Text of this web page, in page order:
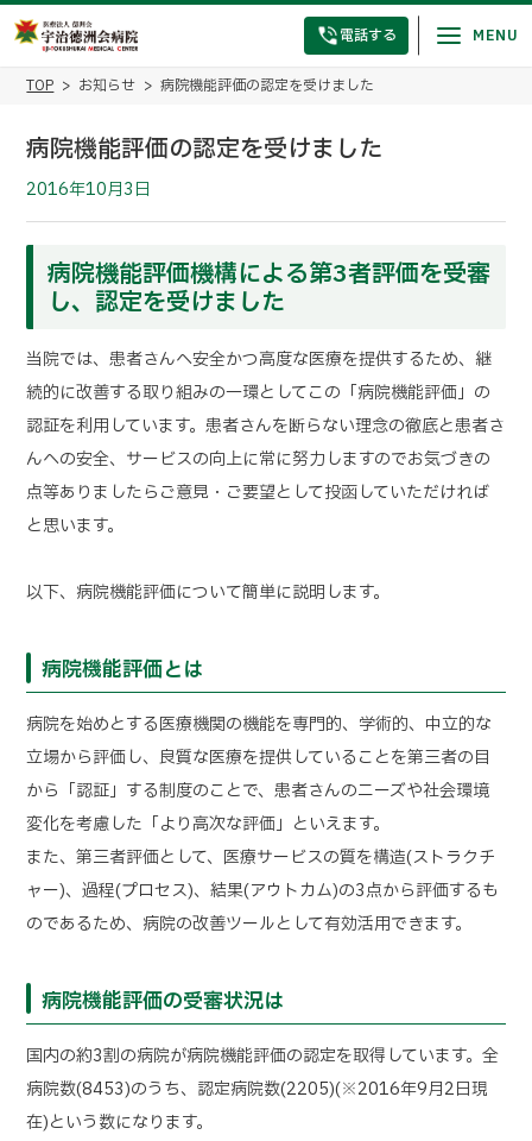
電話する
TOP お知らせ 病院機能評価の認定を受けました
病院機能評価の認定を受けました
2016年10月3日
病院機能評価機構による第3者評価を受審
し、認定を受けました
当院では、患者さんへ安全かつ高度な医療を提供するため、継
続的に改善する取り組みの一環としてこの「病院機能評価」の
認証を利用しています。患者さんを断らない理念の徹底と患者さ
んへの安全、サービスの向上に常に努力しますのでお気づきの
点等ありましたらご意見・ご要望として投函していただければ
と思います。
以下、病院機能評価について簡単に説明します。
病院機能評価とは
病院を始めとする医療機関の機能を専門的、学術的、中立的な
立場から評価し、良質な医療を提供していることを第三者の目
から「認証」する制度のことで、患者さんのニーズや社会環境
変化を考慮した「より高次な評価」といえます。
また、第三者評価として、医療サービスの質を構造(ストラクチ
ャー)、過程(プロセス)、結果(アウトカム)の3点から評価するも
のであるため、病院の改善ツールとして有効活用できます。
病院機能評価の受審状況は
国内の約3割の病院が病院機能評価の認定を取得しています。全
病院数(8453)のうち、認定病院数(2205)(※2016年9月2日現
在)という数になります。